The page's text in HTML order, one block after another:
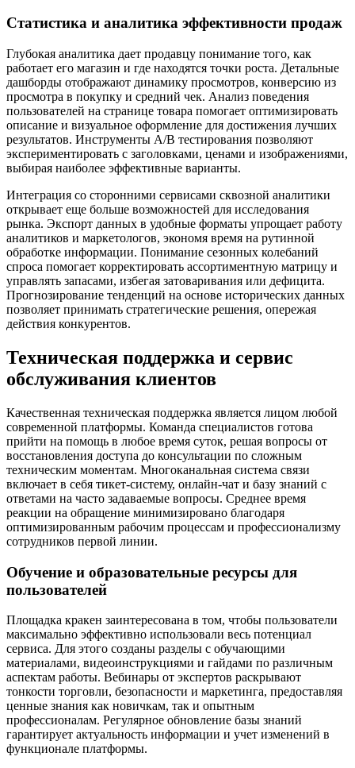
Статистика и аналитика эффективности продаж
Глубокая аналитика дает продавцу понимание того, как
работает его магазин и где находятся точки роста. Детальные
дашборды отображают динамику просмотров, конверсию из
просмотра в покупку и средний чек. Анализ поведения
пользователей на странице товара помогает оптимизировать
описание и визуальное оформление для достижения лучших
результатов. Инструменты A/B тестирования позволяют
экспериментировать с заголовками, ценами и изображениями,
выбирая наиболее эффективные варианты.
Интеграция со сторонними сервисами сквозной аналитики
открывает еще больше возможностей для исследования
рынка. Экспорт данных в удобные форматы упрощает работу
аналитиков и маркетологов, экономя время на рутинной
обработке информации. Понимание сезонных колебаний
спроса помогает корректировать ассортиментную матрицу и
управлять запасами, избегая затоваривания или дефицита.
Прогнозирование тенденций на основе исторических данных
позволяет принимать стратегические решения, опережая
действия конкурентов.
Техническая поддержка и сервис
обслуживания клиентов
Качественная техническая поддержка является лицом любой
современной платформы. Команда специалистов готова
прийти на помощь в любое время суток, решая вопросы от
восстановления доступа до консультации по сложным
техническим моментам. Многоканальная система связи
включает в себя тикет-систему, онлайн-чат и базу знаний с
ответами на часто задаваемые вопросы. Среднее время
реакции на обращение минимизировано благодаря
оптимизированным рабочим процессам и профессионализму
сотрудников первой линии.
Обучение и образовательные ресурсы для
пользователей
Площадка кракен заинтересована в том, чтобы пользователи
максимально эффективно использовали весь потенциал
сервиса. Для этого созданы разделы с обучающими
материалами, видеоинструкциями и гайдами по различным
аспектам работы. Вебинары от экспертов раскрывают
тонкости торговли, безопасности и маркетинга, предоставляя
ценные знания как новичкам, так и опытным
профессионалам. Регулярное обновление базы знаний
гарантирует актуальность информации и учет изменений в
функционале платформы.